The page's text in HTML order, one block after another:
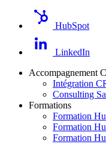
HubSpot
LinkedIn
Accompagnement
Intégration
Consulting
Formations
Formation
Formation
Formation